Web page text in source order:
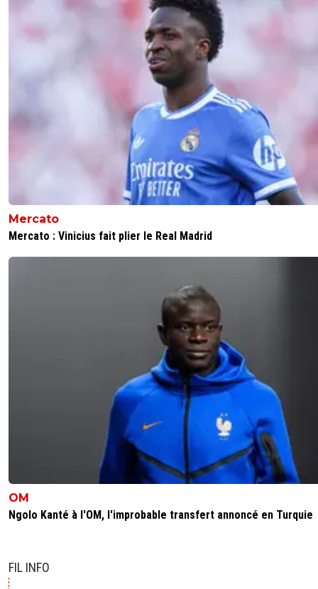
Mercato
Mercato : Vinicius fait plier le Real Madrid
OM
Ngolo Kanté à l'OM, l'improbable transfert annoncé en Turquie
FIL INFO